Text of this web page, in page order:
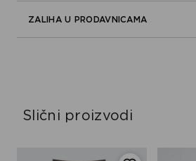
ZALIHA U PRODAVNICAMA
Slični proizvodi